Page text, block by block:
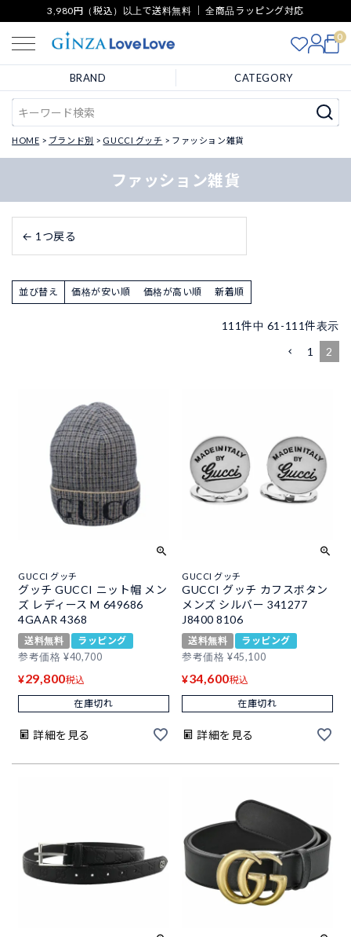
3,980円（税込）以上で送料無料 ｜ 全商品ラッピング対応
0
BRAND CATEGORY
HOME ブランド別 GUCCI グッチ ファッション雑貨
ファッション雑貨
← 1つ戻る
並び替え 価格が安い順 価格が高い順 新着順
111件中 61 -111件表示
1
2
GUCCI グッチ
グッチ GUCCI ニット帽 メン
ズ レディース M 649686
4GAAR 4368
送料無料
ラッピング
参考価格 ¥40,700
¥29,800税込
在庫切れ
詳細を見る
GUCCI グッチ
GUCCI グッチ カフスボタン
メンズ シルバー 341277
J8400 8106
送料無料
ラッピング
参考価格 ¥45,100
¥34,600税込
在庫切れ
詳細を見る